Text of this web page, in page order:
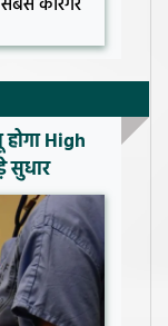
High
सुधार